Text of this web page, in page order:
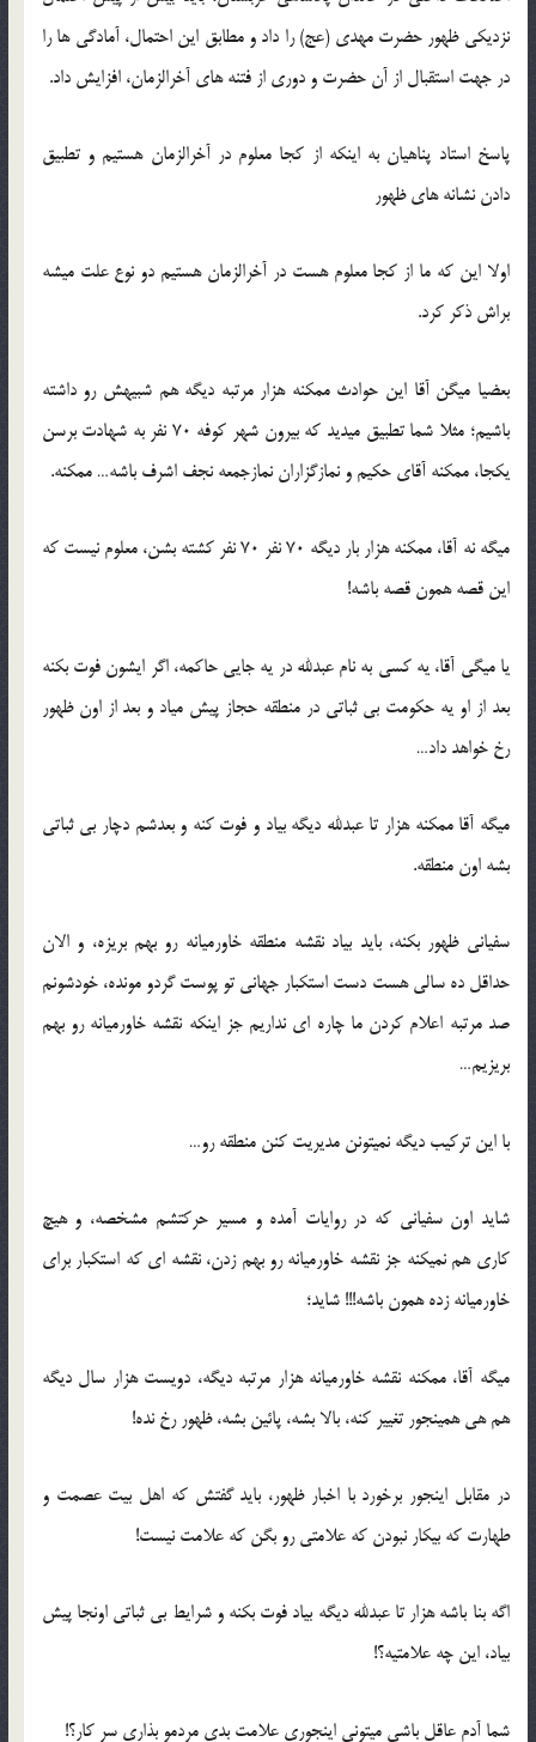
نزدیکی ظهور حضرت مهدی (عج) را داد و مطابق این احتمال، آمادگی ها را
در جهت استقبال از آن حضرت و دوری از فتنه های آخرالزمان، افزایش داد.
پاسخ استاد پناهیان به اینکه از کجا معلوم در آخرالزمان هستیم و تطبیق
دادن نشانه های ظهور
اولا این که ما از کجا معلوم هست در آخرالزمان هستیم دو نوع علت میشه
براش ذکر کرد.
بعضیا میگن آقا این حوادث ممکنه هزار مرتبه دیگه هم شبیهش رو داشته
باشیم؛ مثلا شما تطبیق میدید که بیرون شهر کوفه 70 نفر به شهادت برسن
یکجا، ممکنه آقای حکیم و نمازگزاران نمازجمعه نجف اشرف باشه… ممکنه.
میگه نه آقا، ممکنه هزار بار دیگه 70 نفر 70 نفر کشته بشن، معلوم نیست که
این قصه همون قصه باشه!
یا میگی آقا، یه کسی به نام عبدلله در یه جایی حاکمه، اگر ایشون فوت بکنه
بعد از او یه حکومت بی ثباتی در منطقه حجاز پیش میاد و بعد از اون ظهور
رخ خواهد داد…
میگه آقا ممکنه هزار تا عبدلله دیگه بیاد و فوت کنه و بعدشم دچار بی ثباتی
بشه اون منطقه.
سفیانی ظهور بکنه، باید بیاد نقشه منطقه خاورمیانه رو بهم بریزه، و الان
حداقل ده سالی هست دست استکبار جهانی تو پوست گردو مونده، خودشونم
صد مرتبه اعلام کردن ما چاره ای نداریم جز اینکه نقشه خاورمیانه رو بهم
بریزیم…
با این ترکیب دیگه نمیتونن مدیریت کنن منطقه رو…
شاید اون سفیانی که در روایات آمده و مسیر حرکتشم مشخصه، و هیچ
کاری هم نمیکنه جز نقشه خاورمیانه رو بهم زدن، نقشه ای که استکبار برای
خاورمیانه زده همون باشه!!! شاید؛
میگه آقا، ممکنه نقشه خاورمیانه هزار مرتبه دیگه، دویست هزار سال دیگه
هم هی همینجور تغییر کنه، بالا بشه، پائین بشه، ظهور رخ نده!
در مقابل اینجور برخورد با اخبار ظهور، باید گفتش که اهل بیت عصمت و
طهارت که بیکار نبودن که علامتی رو بگن که علامت نیست!
اگه بنا باشه هزار تا عبدلله دیگه بیاد فوت بکنه و شرایط بی ثباتی اونجا پیش
بیاد، این چه علامتیه؟!
شما آدم عاقل باشی میتونی اینجوری علامت بدی مردمو بذاری سر کار؟!